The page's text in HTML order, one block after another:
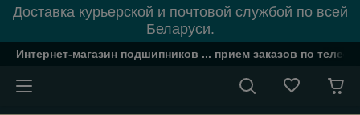
Доставка курьерской и почтовой службой по всей
Беларуси.
Интернет-магазин подшипников ... прием заказов по